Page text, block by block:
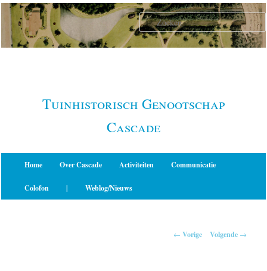
Spring
naar
primaire
Tuinhistorisch Genootschap
Cascade
Home Over Cascade Activiteiten Communicatie
Colofon | Weblog/Nieuws
← Vorige Volgende →